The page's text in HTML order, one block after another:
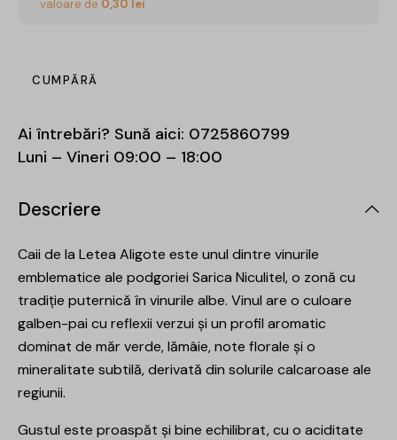
valoare de 0,30 lei
CUMPĂRĂ
Ai întrebări? Sună aici: 0725860799
Luni – Vineri 09:00 – 18:00
Descriere
Caii de la Letea Aligote este unul dintre vinurile
emblematice ale podgoriei Sarica Niculitel, o zonă cu
tradiție puternică în vinurile albe. Vinul are o culoare
galben-pai cu reflexii verzui și un profil aromatic
dominat de măr verde, lămâie, note florale și o
mineralitate subtilă, derivată din solurile calcaroase ale
regiunii.
Gustul este proaspăt și bine echilibrat, cu o aciditate